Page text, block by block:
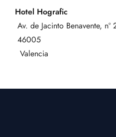
Hotel Hografic
Av. de Jacinto
Valencia